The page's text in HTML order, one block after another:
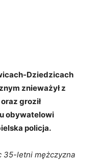
Dziedzicach
znieważył z
groził
obywatelowi
policja.
35-letni mężczyzna